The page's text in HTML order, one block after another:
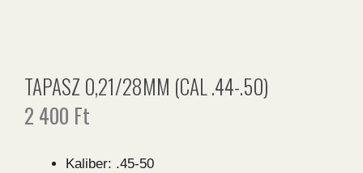
TAPASZ 0,21/28MM (CAL .44-.50)
2 400 Ft
Kaliber: .45-50